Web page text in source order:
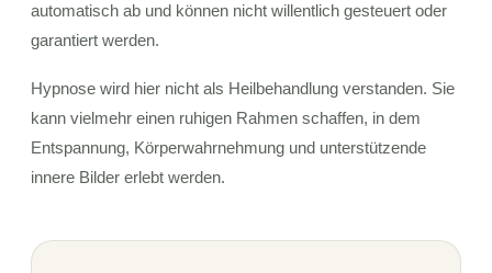
automatisch ab und können nicht willentlich gesteuert oder
garantiert werden.
Hypnose wird hier nicht als Heilbehandlung verstanden. Sie
kann vielmehr einen ruhigen Rahmen schaffen, in dem
Entspannung, Körperwahrnehmung und unterstützende
innere Bilder erlebt werden.